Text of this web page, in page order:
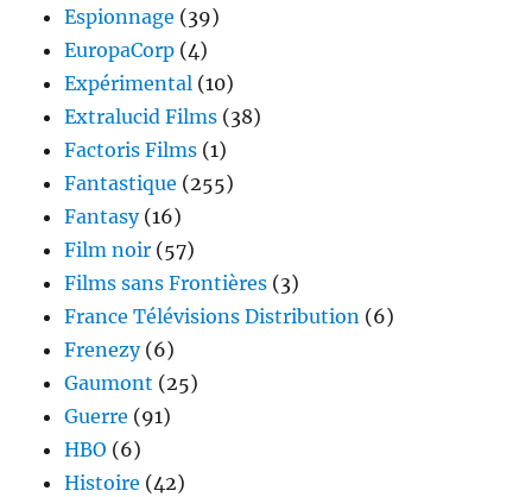
Espionnage (39)
EuropaCorp (4)
Expérimental (10)
Extralucid Films (38)
Factoris Films (1)
Fantastique (255)
Fantasy(16)
Film noir (57)
Films sans Frontières (3)
France Télévisions Distribution (6)
Frenezy(6)
Gaumont (25)
Guerre (91)
HBO (6)
Histoire (42)